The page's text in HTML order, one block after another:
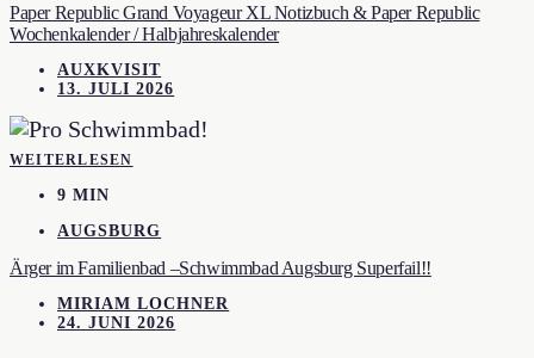
Paper Republic Grand Voyageur XL Notizbuch & Paper Republic
Wochenkalender / Halbjahreskalender
AUXKVISIT
13. JULI 2026
WEITERLESEN
9 MIN
AUGSBURG
Ärger im Familienbad –Schwimmbad Augsburg Superfail!!
MIRIAM LOCHNER
24. JUNI 2026